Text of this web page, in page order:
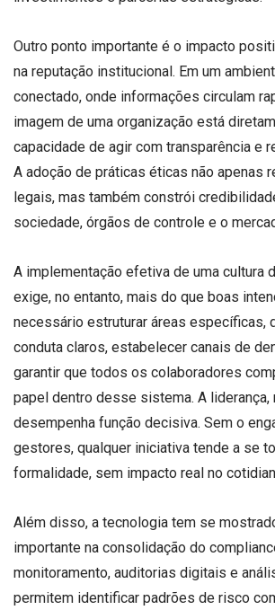
Outro ponto importante é o impacto
na reputação institucional. Em um
conectado, onde informações circulam
imagem de uma organização está
capacidade de agir com transparência e
A adoção de práticas éticas não apenas
legais, mas também constrói
sociedade, órgãos de controle e o
A implementação efetiva de uma cultura
exige, no entanto, mais do que boas
necessário estruturar áreas específicas,
conduta claros, estabelecer canais de
garantir que todos os colaboradores
papel dentro desse sistema. A
desempenha função decisiva. Sem o
gestores, qualquer iniciativa tende a se
formalidade, sem impacto real no
Além disso, a tecnologia tem se
importante na consolidação do
monitoramento, auditorias digitais e
permitem identificar padrões de risco